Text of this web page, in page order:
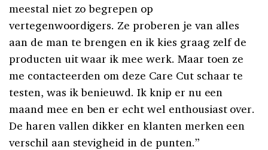
meestal niet zo begrepen op
vertegenwoordigers. Ze proberen je van alles
aan de man te brengen en ik kies graag zelf de
producten uit waar ik mee werk. Maar toen ze
me contacteerden om deze Care Cut schaar te
testen, was ik benieuwd. Ik knip er nu een
maand mee en ben er echt wel enthousiast over.
De haren vallen dikker en klanten merken een
verschil aan stevigheid in de punten.”